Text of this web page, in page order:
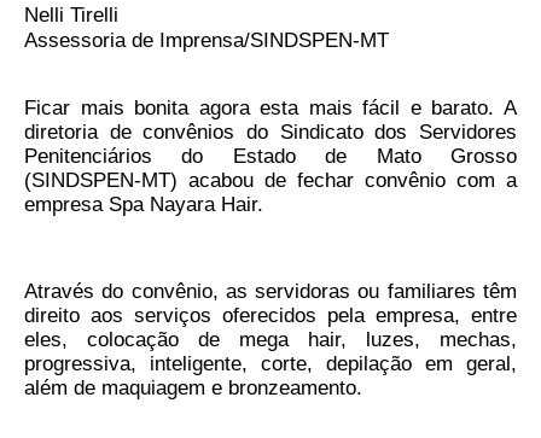
Formulário de Requerimento Padrão Sindsppen
Tabela Salarial do Sistema Penitenciário
Serviços prestados pelo Sindicato dos
Servidores Penitenciários de Mato Grosso
Notícias Gerais
Artigos
Esportes
Nelli Tirelli
Assessoria de Imprensa/SINDSPEN-MT
Ficar mais bonita agora esta mais fácil e barato. A
diretoria de convênios do Sindicato dos Servidores
Penitenciários do Estado de Mato Grosso
(SINDSPEN-MT) acabou de fechar convênio com a
empresa Spa Nayara Hair.
Através do convênio, as servidoras ou familiares têm
direito aos serviços oferecidos pela empresa, entre
eles, colocação de mega hair, luzes, mechas,
progressiva, inteligente, corte, depilação em geral,
além de maquiagem e bronzeamento.